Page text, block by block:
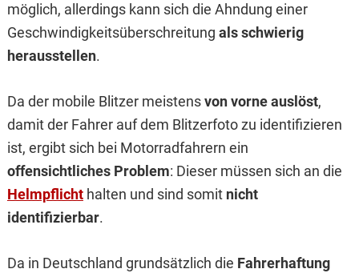
möglich, allerdings kann sich die Ahndung einer
Geschwindigkeitsüberschreitung als schwierig
herausstellen.
Da der mobile Blitzer meistensvon vorne auslöst,
damit der Fahrer auf dem Blitzerfoto zu identifizieren
ist, ergibt sich bei Motorradfahrern ein
offensichtliches Problem: Dieser müssen sich an die
Helmpflichthalten und sind somit nicht
identifizierbar.
Da in Deutschland grundsätzlich die Fahrerhaftung